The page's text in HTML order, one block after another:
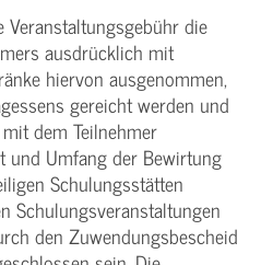
Veranstaltungs­gebühr die
ausdrücklich mit
hiervon ausgenommen,
gereicht werden und
dem Teilnehmer
und Umfang der Bewirtung
Schulungsstätten
Schulungs­veranstaltungen
den Zuwendungs­bescheid